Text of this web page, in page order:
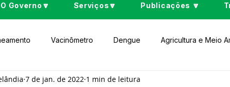
O Governo🔽 Serviços🔽 Publicações 🔽
Vacinômetro Dengue Agricultura e Meio
Cultura e Lazer Educação Assistência Social
7 de jan. de 2022 1 min de leitura